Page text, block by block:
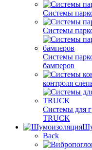
Системы
Системы
Системы
бамперов
контроля
Системы для
TRUCK
Back